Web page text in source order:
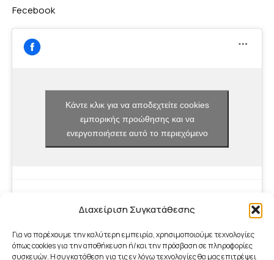
Διαχείριση Συγκατάθεσης
Για να παρέχουμε την καλύτερη εμπειρία, χρησιμοποιούμε τεχνολογίες
όπως cookies για την αποθήκευση ή/και την πρόσβαση σε πληροφορίες
συσκευών. Η συγκατάθεση για τις εν λόγω τεχνολογίες θα μας επιτρέψει
Fecebook
Κάντε κλικ για να αποδεχτείτε cookies
εμπορικής προώθησης και να
ενεργοποιήσετε αυτό το περιεχόμενο